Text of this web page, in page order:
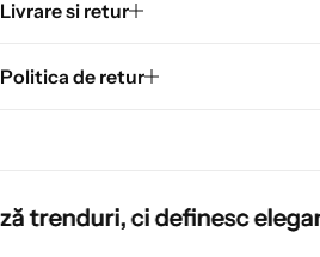
Livrare si retur
Politica de retur
eleganța moștenită.
eleganța moștenită.
eleganța moștenită.